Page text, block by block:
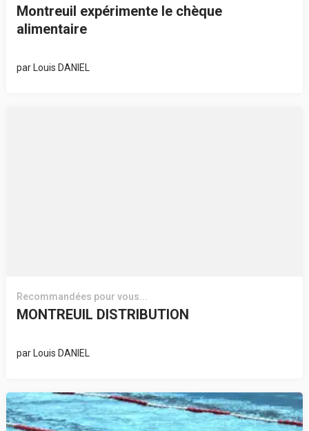
Montreuil expérimente le chèque
alimentaire
par Louis DANIEL
Recommandées pour vous...
MONTREUIL DISTRIBUTION
par Louis DANIEL